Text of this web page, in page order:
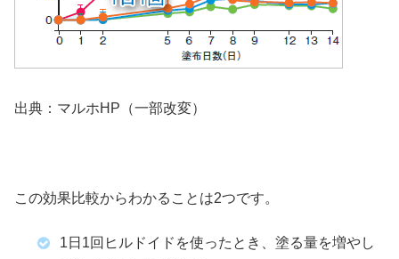
出典：マルホHP（一部改変）
この効果比較からわかることは2つです。
1日1回ヒルドイドを使ったとき、塗る量を増やし